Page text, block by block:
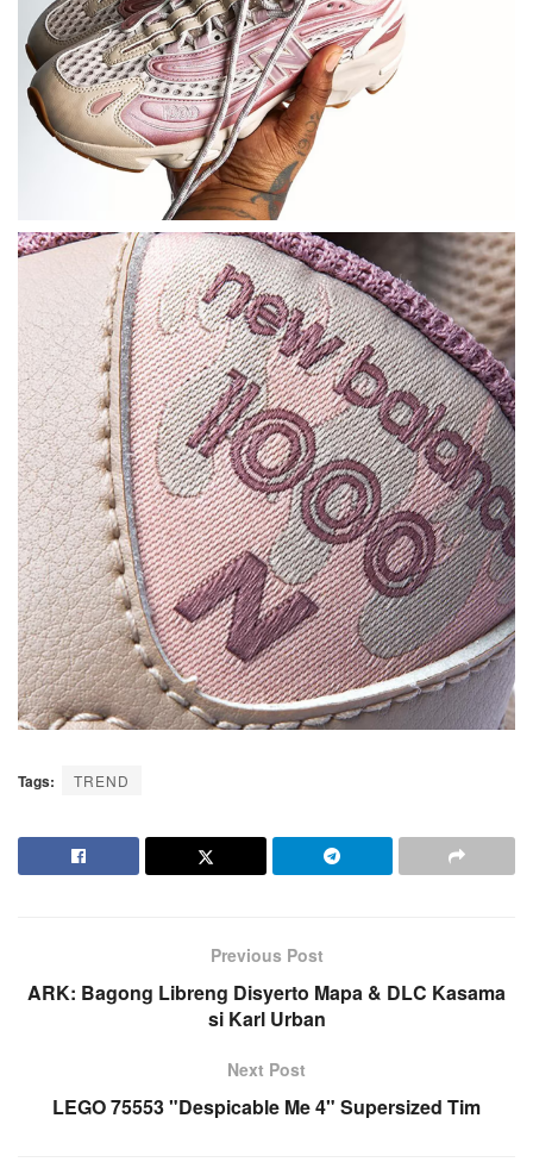
Tags: TREND
Previous Post
ARK: Bagong Libreng Disyerto Mapa & DLC Kasama
si Karl Urban
Next Post
LEGO 75553 "Despicable Me 4" Supersized Tim